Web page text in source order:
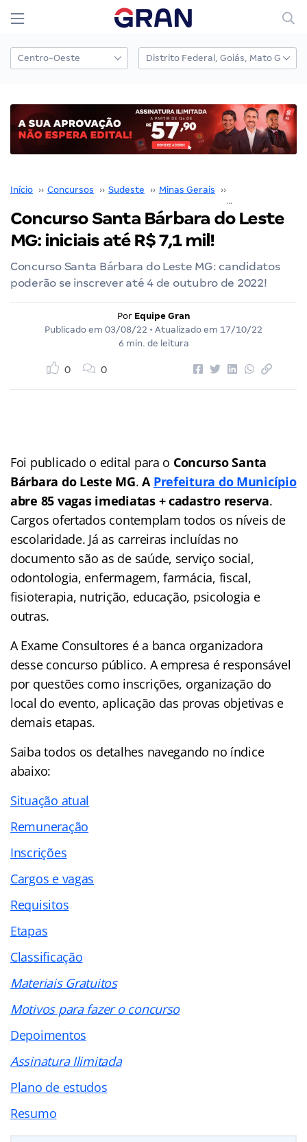
Início ›› Concursos ›› Sudeste ›› Minas Gerais ››
Concurso Santa Bárbara do Leste
MG: iniciais até R$ 7,1 mil!
Concurso Santa Bárbara do Leste MG: candidatos
poderão se inscrever até 4 de outubro de 2022!
Por Equipe Gran
Publicado em 03/08/22 • Atualizado em 17/10/22
6 min. de leitura
0 0
Foi publicado o edital para o Concurso Santa
Bárbara do Leste MG.A Prefeitura do Município
abre 85 vagas imediatas + cadastro reserva.
Cargos ofertados contemplam todos os níveis de
escolaridade. Já as carreiras incluídas no
documento são as de saúde, serviço social,
odontologia, enfermagem, farmácia, fiscal,
fisioterapia, nutrição, educação, psicologia e
outras.
A Exame Consultores é a banca organizadora
desse concurso público. A empresa é responsável
por questões como inscrições, organização do
local do evento, aplicação das provas objetivas e
demais etapas.
Saiba todos os detalhes navegando no índice
abaixo:
Situação atual
Remuneração
Inscrições
Cargos e vagas
Requisitos
Etapas
Classificação
Materiais Gratuitos
Motivos para fazer o concurso
Depoimentos
Assinatura Ilimitada
Plano de estudos
Resumo